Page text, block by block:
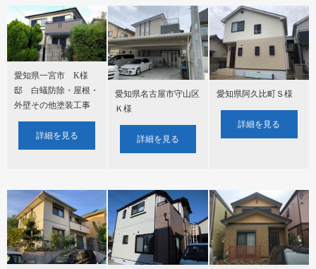
愛知県一宮市 K様
邸 白蟻防除・屋根・
外壁その他塗装工事
詳細を見る
愛知県名古屋市守山区
Ｋ様
詳細を見る
愛知県阿久比町Ｓ様
詳細を見る